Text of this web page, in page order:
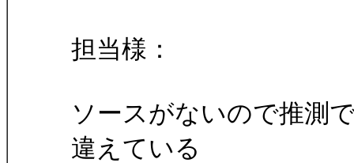
担当様：
ソースがないので推測
違えている